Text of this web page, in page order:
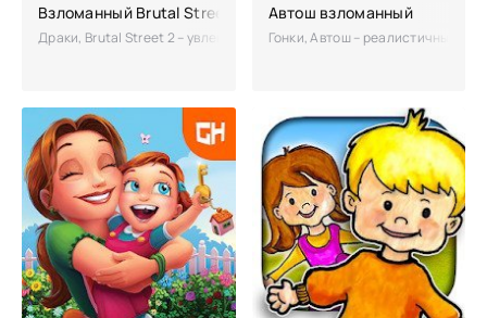
Взломанный Brutal Street 2 (Мод много денег)
Драки, Brutal Street 2 – увлекательное продолжение динамичного
Автош взломанный
Гонки, Автош – реалистичный